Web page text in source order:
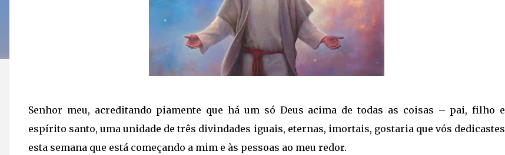
Senhor meu, acreditando piamente que há um só Deus acima de todas as coisas – pai, filho e
espírito santo, uma unidade de três divindades iguais, eternas, imortais, gostaria que vós dedicastes
esta semana que está começando a mim e às pessoas ao meu redor.